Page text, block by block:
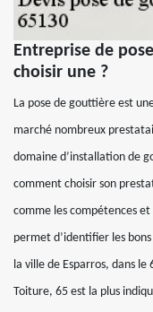
Entreprise de
choisir une ?
La pose de gouttière est
marché nombreux
domaine d’installation de
comment choisir son
comme les compétences
permet d’identifier les
la ville de Esparros, dans
Toiture, 65 est la plus